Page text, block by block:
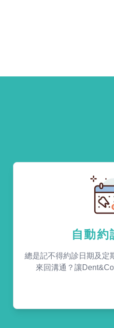
自動約
總是記不得約診日期及定
來回溝通？讓